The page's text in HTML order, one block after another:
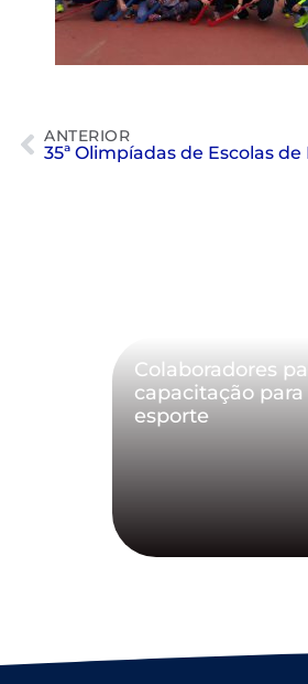
ANTERIOR
35ª Olimpíadas de Escolas
Colaboradores
capacitação
esporte